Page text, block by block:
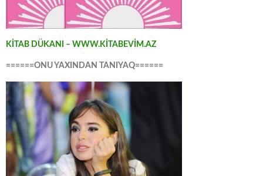
KİTAB DÜKANI – WWW.KİTABEVİM.AZ
======ONU YAXINDAN TANIYAQ======